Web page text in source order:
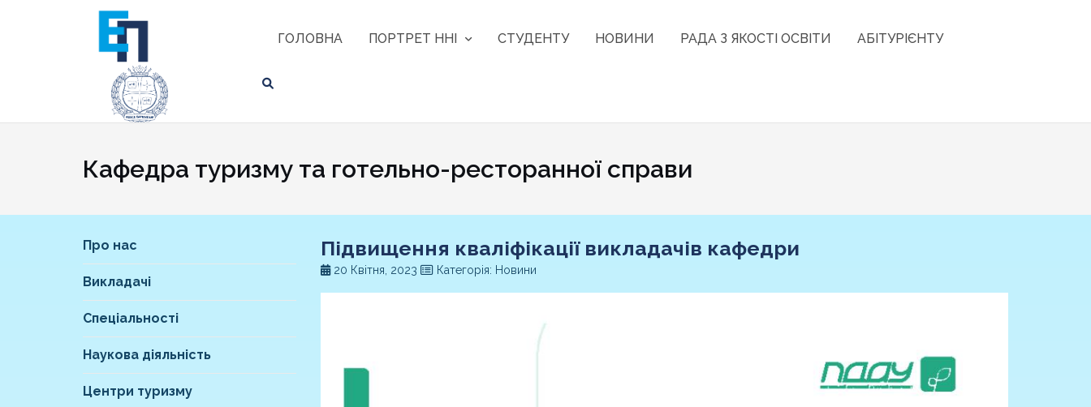
ГОЛОВНА ПОРТРЕТ ННІ СТУДЕНТУ НОВИНИ РАДА З ЯКОСТІ ОСВІТИ АБІТУРІЄНТУ
Кафедра туризму та готельно-ресторанної справи
Про нас
Викладачі
Спеціальності
Наукова діяльність
Центри туризму
Підвищення кваліфікації викладачів кафедри
20 Квітня, 2023 Категорія: Новини